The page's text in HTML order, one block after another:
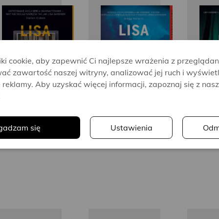
Lisa
Gardner
Lisa
Gardner
cookie, aby zapewnić Ci najlepsze wrażenia z
zawartość naszej witryny, analizować jej ruch i
Aby uzyskać więcej informacji, zapoznaj się z
się Ustawienia